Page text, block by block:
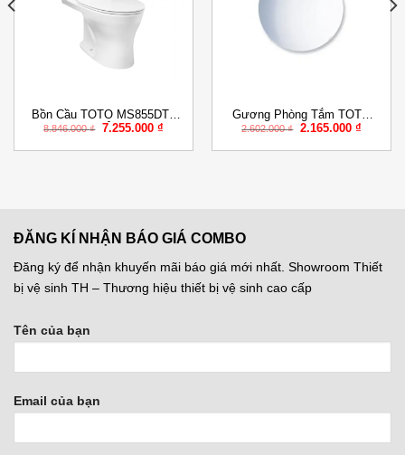
Bồn Cầu TOTO MS855DT8
Một Khối Nắp Êm TC600VS
8.846.000₫
Giá
là:
7.255.000 ₫Giá
tại
Gương Phòng Tắm TOTO
YM4545FG Chống Mốc
2.602.000₫
Giá
là:
2.165.000 ₫Giá
tại
ĐĂNG KÍ NHẬN BÁO GIÁ COMBO
Đăng ký để nhận khuyến mãi báo giá mới nhất. Showroom Thiết
bị vệ sinh TH – Thương hiệu thiết bị vệ sinh cao cấp
Tên của bạn
Email của bạn